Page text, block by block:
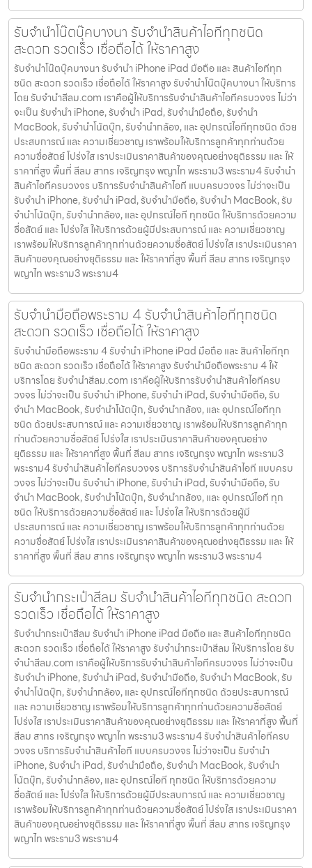
รับจำนำโน๊ตบุ๊คบางนา รับจำนำสินค้าไอทีทุกชนิด
สะดวก รวดเร็ว เชื่อถือได้ ให้ราคาสูง
รับจำนำโน๊ตบุ๊คบางนา รับจำนำ iPhone iPad มือถือ และ สินค้าไอทีทุก
ชนิด สะดวก รวดเร็ว เชื่อถือได้ ให้ราคาสูง รับจำนำโน๊ตบุ๊คบางนา ให้บริการ
โดย รับจํานําสีลม.com เราคือผู้ให้บริการรับจำนำสินค้าไอทีครบวงจร ไม่ว่า
จะเป็น รับจำนำ iPhone, รับจำนำ iPad, รับจำนำมือถือ, รับจำนำ
MacBook, รับจำนำโน้ตบุ๊ก, รับจำนำกล้อง, และ อุปกรณ์ไอทีทุกชนิด ด้วย
ประสบการณ์ และ ความเชี่ยวชาญ เราพร้อมให้บริการลูกค้าทุกท่านด้วย
ความซื่อสัตย์ โปร่งใส เราประเมินราคาสินค้าของคุณอย่างยุติธรรม และ ให้
ราคาที่สูง พื้นที่ สีลม สาทร เจริญกรุง พญาไท พระราม3 พระราม4 รับจำนำ
สินค้าไอทีครบวงจร บริการรับจำนำสินค้าไอที แบบครบวงจร ไม่ว่าจะเป็น
รับจำนำ iPhone, รับจำนำ iPad, รับจำนำมือถือ, รับจำนำ MacBook, รับ
จำนำโน้ตบุ๊ก, รับจำนำกล้อง, และ อุปกรณ์ไอที ทุกชนิด ให้บริการด้วยความ
ซื่อสัตย์ และ โปร่งใส ให้บริการด้วยผู้มีประสบการณ์ และ ความเชี่ยวชาญ
เราพร้อมให้บริการลูกค้าทุกท่านด้วยความซื่อสัตย์ โปร่งใส เราประเมินราคา
สินค้าของคุณอย่างยุติธรรม และ ให้ราคาที่สูง พื้นที่ สีลม สาทร เจริญกรุง
พญาไท พระราม3 พระราม4
รับจำนำมือถือพระราม 4 รับจำนำสินค้าไอทีทุกชนิด
สะดวก รวดเร็ว เชื่อถือได้ ให้ราคาสูง
รับจำนำมือถือพระราม 4 รับจำนำ iPhone iPad มือถือ และ สินค้าไอทีทุก
ชนิด สะดวก รวดเร็ว เชื่อถือได้ ให้ราคาสูง รับจำนำมือถือพระราม 4 ให้
บริการโดย รับจํานําสีลม.com เราคือผู้ให้บริการรับจำนำสินค้าไอทีครบ
วงจร ไม่ว่าจะเป็น รับจำนำ iPhone, รับจำนำ iPad, รับจำนำมือถือ, รับ
จำนำ MacBook, รับจำนำโน้ตบุ๊ก, รับจำนำกล้อง, และ อุปกรณ์ไอทีทุก
ชนิด ด้วยประสบการณ์ และ ความเชี่ยวชาญ เราพร้อมให้บริการลูกค้าทุก
ท่านด้วยความซื่อสัตย์ โปร่งใส เราประเมินราคาสินค้าของคุณอย่าง
ยุติธรรม และ ให้ราคาที่สูง พื้นที่ สีลม สาทร เจริญกรุง พญาไท พระราม3
พระราม4 รับจำนำสินค้าไอทีครบวงจร บริการรับจำนำสินค้าไอที แบบครบ
วงจร ไม่ว่าจะเป็น รับจำนำ iPhone, รับจำนำ iPad, รับจำนำมือถือ, รับ
จำนำ MacBook, รับจำนำโน้ตบุ๊ก, รับจำนำกล้อง, และ อุปกรณ์ไอที ทุก
ชนิด ให้บริการด้วยความซื่อสัตย์ และ โปร่งใส ให้บริการด้วยผู้มี
ประสบการณ์ และ ความเชี่ยวชาญ เราพร้อมให้บริการลูกค้าทุกท่านด้วย
ความซื่อสัตย์ โปร่งใส เราประเมินราคาสินค้าของคุณอย่างยุติธรรม และ ให้
ราคาที่สูง พื้นที่ สีลม สาทร เจริญกรุง พญาไท พระราม3 พระราม4
รับจำนำกระเป๋าสีลม รับจำนำสินค้าไอทีทุกชนิด สะดวก
รวดเร็ว เชื่อถือได้ ให้ราคาสูง
รับจำนำกระเป๋าสีลม รับจำนำ iPhone iPad มือถือ และ สินค้าไอทีทุกชนิด
สะดวก รวดเร็ว เชื่อถือได้ ให้ราคาสูง รับจำนำกระเป๋าสีลม ให้บริการโดย รับ
จํานําสีลม.com เราคือผู้ให้บริการรับจำนำสินค้าไอทีครบวงจร ไม่ว่าจะเป็น
รับจำนำ iPhone, รับจำนำ iPad, รับจำนำมือถือ, รับจำนำ MacBook, รับ
จำนำโน้ตบุ๊ก, รับจำนำกล้อง, และ อุปกรณ์ไอทีทุกชนิด ด้วยประสบการณ์
และ ความเชี่ยวชาญ เราพร้อมให้บริการลูกค้าทุกท่านด้วยความซื่อสัตย์
โปร่งใส เราประเมินราคาสินค้าของคุณอย่างยุติธรรม และ ให้ราคาที่สูง พื้นที่
สีลม สาทร เจริญกรุง พญาไท พระราม3 พระราม4 รับจำนำสินค้าไอทีครบ
วงจร บริการรับจำนำสินค้าไอที แบบครบวงจร ไม่ว่าจะเป็น รับจำนำ
iPhone, รับจำนำ iPad, รับจำนำมือถือ, รับจำนำ MacBook, รับจำนำ
โน้ตบุ๊ก, รับจำนำกล้อง, และ อุปกรณ์ไอที ทุกชนิด ให้บริการด้วยความ
ซื่อสัตย์ และ โปร่งใส ให้บริการด้วยผู้มีประสบการณ์ และ ความเชี่ยวชาญ
เราพร้อมให้บริการลูกค้าทุกท่านด้วยความซื่อสัตย์ โปร่งใส เราประเมินราคา
สินค้าของคุณอย่างยุติธรรม และ ให้ราคาที่สูง พื้นที่ สีลม สาทร เจริญกรุง
พญาไท พระราม3 พระราม4